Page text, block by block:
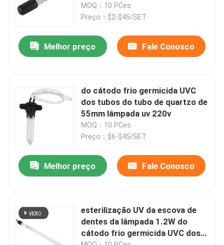
Sobre nós
Excursão da fábrica
Contacte-nos
Notícia
Peça umas citações
Massager do corpo da casa
Almofada traseira do Massager
MOQ：10 PCes
Preço：$2-$45/SET
Melhor preço Fale Conosco
do cátodo frio germicida UVC
dos tubos do tubo de quartzo de
55mm lâmpada uv 220v
MOQ：10 PCes
Preço：$6-$45/SET
Melhor preço Fale Conosco
esterilização UV da escova de
dentes da lâmpada 1.2W do
cátodo frio germicida UVC dos